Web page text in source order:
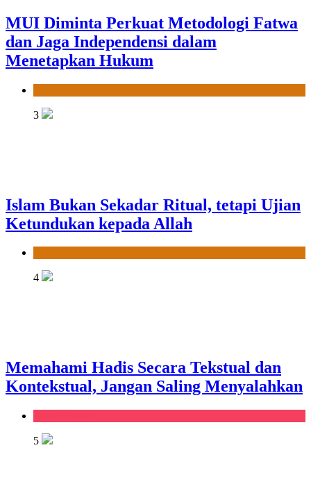
MUI Diminta Perkuat Metodologi Fatwa
dan Jaga Independensi dalam
Menetapkan Hukum
3
Islam Bukan Sekadar Ritual, tetapi Ujian
Ketundukan kepada Allah
4
Memahami Hadis Secara Tekstual dan
Kontekstual, Jangan Saling Menyalahkan
5